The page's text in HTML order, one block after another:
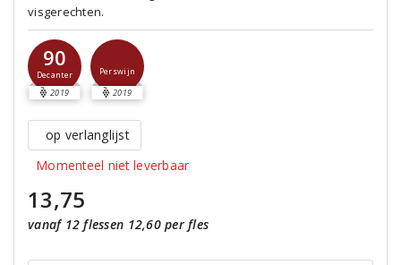
visgerechten.
90
Decanter
2019
Perswijn
2019
op verlanglijst
Momenteel niet leverbaar
13,75
vanaf 12 flessen 12,60 per fles